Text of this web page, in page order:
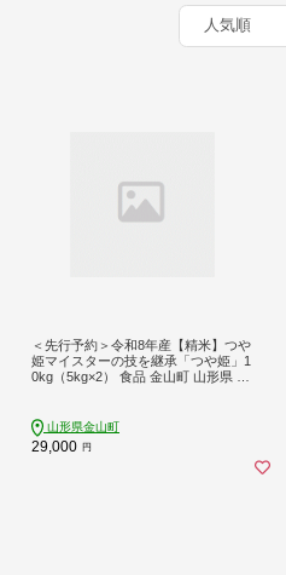
＜先行予約＞令和8年産【精米】つや
姫マイスターの技を継承「つや姫」1
0kg（5kg×2） 食品 金山町 山形県 ご
山形県金山町
29,000 円